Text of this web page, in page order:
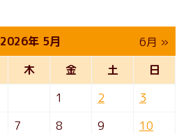
2026年 5月
木 金 土
日
1
2
3
7 8 9
10
6月 »